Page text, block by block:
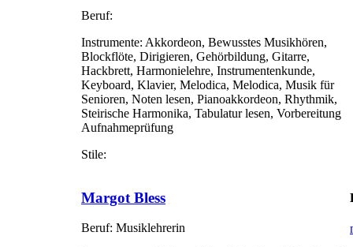
Beruf:
Instrumente: Akkordeon, Bewusstes Musikhören,
Blockflöte, Dirigieren, Gehörbildung, Gitarre,
Hackbrett, Harmonielehre, Instrumentenkunde,
Keyboard, Klavier, Melodica, Melodica, Musik für
Senioren, Noten lesen, Pianoakkordeon, Rhythmik,
Steirische Harmonika, Tabulatur lesen, Vorbereitung
Aufnahmeprüfung
Stile:
Margot Bless
Beruf: Musiklehrerin